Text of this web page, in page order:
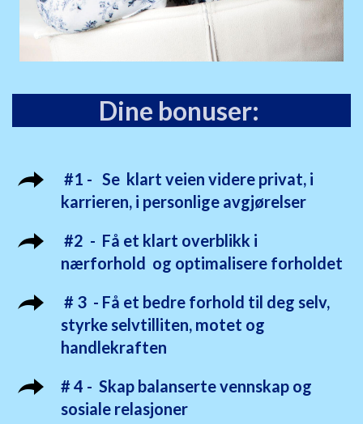
Dine bonuser:
#1 - Se klart veien videre privat, i
karrieren, i personlige avgjørelser
#2 - Få et klart overblikk i
nærforhold og optimalisere forholdet
# 3 - Få et bedre forhold til deg selv,
styrke selvtilliten, motet og
handlekraften
# 4 - Skap balanserte vennskap og
sosiale relasjoner